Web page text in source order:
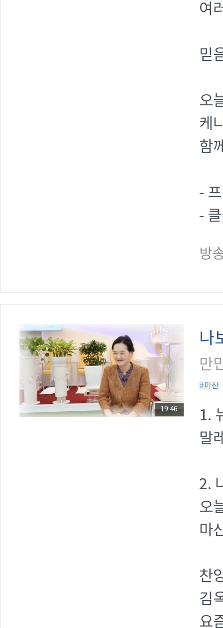
여
믿
오
케
함
-
-
방
19:46
나
만
#마산
1.
말
2.
오
마
찬
김
요